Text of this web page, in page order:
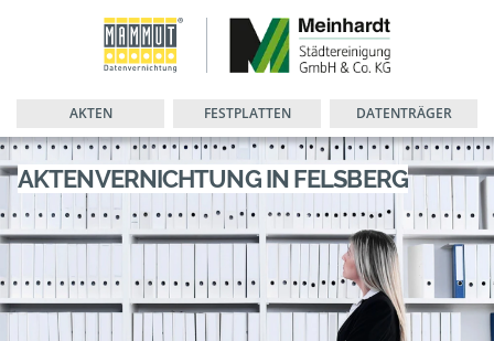
AKTEN FESTPLATTEN DATENTRÄGER
AKTENVERNICHTUNG IN FELSBERG